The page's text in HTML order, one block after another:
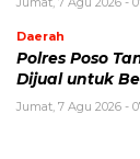
Daerah
Polres Poso
Dijual untuk
Jumat, 7 Agu 2026 -